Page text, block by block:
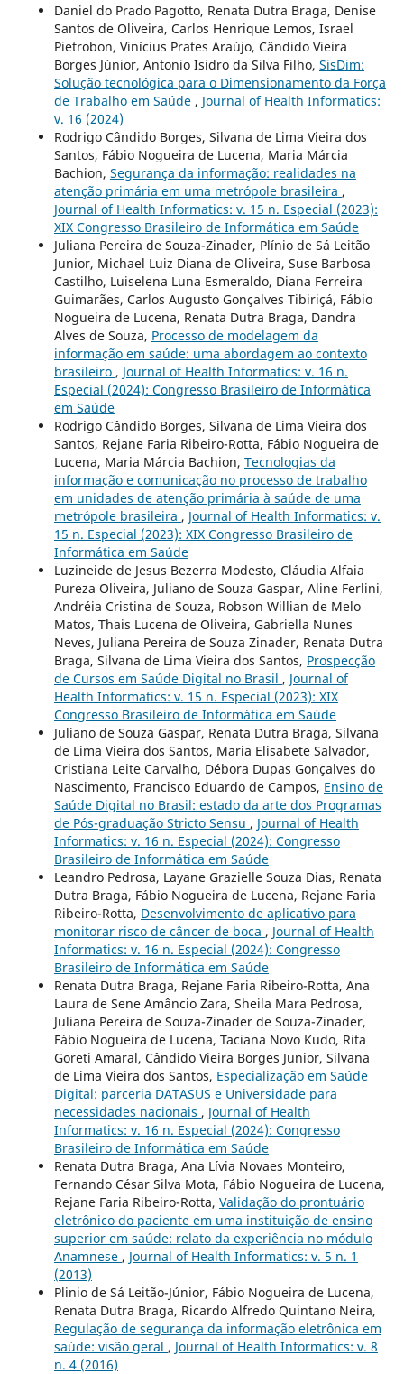
Daniel do Prado Pagotto, Renata Dutra Braga, Denise
Santos de Oliveira, Carlos Henrique Lemos, Israel
Pietrobon, Vinícius Prates Araújo, Cândido Vieira
Borges Júnior, Antonio Isidro da Silva Filho, SisDim:
Solução tecnológica para o Dimensionamento da Força
de Trabalho em Saúde , Journal of Health Informatics:
v. 16 (2024)
Rodrigo Cândido Borges, Silvana de Lima Vieira dos
Santos, Fábio Nogueira de Lucena, Maria Márcia
Bachion, Segurança da informação: realidades na
atenção primária em uma metrópole brasileira ,
Journal of Health Informatics: v. 15 n. Especial (2023):
XIX Congresso Brasileiro de Informática em Saúde
Juliana Pereira de Souza-Zinader, Plínio de Sá Leitão
Junior, Michael Luiz Diana de Oliveira, Suse Barbosa
Castilho, Luiselena Luna Esmeraldo, Diana Ferreira
Guimarães, Carlos Augusto Gonçalves Tibiriçá, Fábio
Nogueira de Lucena, Renata Dutra Braga, Dandra
Alves de Souza, Processo de modelagem da
informação em saúde: uma abordagem ao contexto
brasileiro , Journal of Health Informatics: v. 16 n.
Especial (2024): Congresso Brasileiro de Informática
em Saúde
Rodrigo Cândido Borges, Silvana de Lima Vieira dos
Santos, Rejane Faria Ribeiro-Rotta, Fábio Nogueira de
Lucena, Maria Márcia Bachion, Tecnologias da
informação e comunicação no processo de trabalho
em unidades de atenção primária à saúde de uma
metrópole brasileira , Journal of Health Informatics: v.
15 n. Especial (2023): XIX Congresso Brasileiro de
Informática em Saúde
Luzineide de Jesus Bezerra Modesto, Cláudia Alfaia
Pureza Oliveira, Juliano de Souza Gaspar, Aline Ferlini,
Andréia Cristina de Souza, Robson Willian de Melo
Matos, Thais Lucena de Oliveira, Gabriella Nunes
Neves, Juliana Pereira de Souza Zinader, Renata Dutra
Braga, Silvana de Lima Vieira dos Santos, Prospecção
de Cursos em Saúde Digital no Brasil , Journal of
Health Informatics: v. 15 n. Especial (2023): XIX
Congresso Brasileiro de Informática em Saúde
Juliano de Souza Gaspar, Renata Dutra Braga, Silvana
de Lima Vieira dos Santos, Maria Elisabete Salvador,
Cristiana Leite Carvalho, Débora Dupas Gonçalves do
Nascimento, Francisco Eduardo de Campos, Ensino de
Saúde Digital no Brasil: estado da arte dos Programas
de Pós-graduação Stricto Sensu , Journal of Health
Informatics: v. 16 n. Especial (2024): Congresso
Brasileiro de Informática em Saúde
Leandro Pedrosa, Layane Grazielle Souza Dias, Renata
Dutra Braga, Fábio Nogueira de Lucena, Rejane Faria
Ribeiro-Rotta, Desenvolvimento de aplicativo para
monitorar risco de câncer de boca , Journal of Health
Informatics: v. 16 n. Especial (2024): Congresso
Brasileiro de Informática em Saúde
Renata Dutra Braga, Rejane Faria Ribeiro-Rotta, Ana
Laura de Sene Amâncio Zara, Sheila Mara Pedrosa,
Juliana Pereira de Souza-Zinader de Souza-Zinader,
Fábio Nogueira de Lucena, Taciana Novo Kudo, Rita
Goreti Amaral, Cândido Vieira Borges Junior, Silvana
de Lima Vieira dos Santos, Especialização em Saúde
Digital: parceria DATASUS e Universidade para
necessidades nacionais , Journal of Health
Informatics: v. 16 n. Especial (2024): Congresso
Brasileiro de Informática em Saúde
Renata Dutra Braga, Ana Lívia Novaes Monteiro,
Fernando César Silva Mota, Fábio Nogueira de Lucena,
Rejane Faria Ribeiro-Rotta, Validação do prontuário
eletrônico do paciente em uma instituição de ensino
superior em saúde: relato da experiência no módulo
Anamnese , Journal of Health Informatics: v. 5 n. 1
(2013)
Plinio de Sá Leitão-Júnior, Fábio Nogueira de Lucena,
Renata Dutra Braga, Ricardo Alfredo Quintano Neira,
Regulação de segurança da informação eletrônica em
saúde: visão geral , Journal of Health Informatics: v. 8
n. 4 (2016)